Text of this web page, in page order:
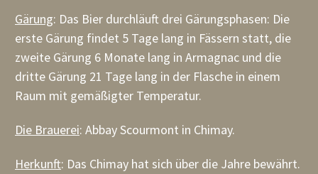
Gärung: Das Bier durchläuft drei Gärungsphasen: Die
erste Gärung findet 5 Tage lang in Fässern statt, die
zweite Gärung 6 Monate lang in Armagnac und die
dritte Gärung 21 Tage lang in der Flasche in einem
Raum mit gemäßigter Temperatur.
Die Brauerei: Abbay Scourmont in Chimay.
Herkunft: Das Chimay hat sich über die Jahre bewährt.